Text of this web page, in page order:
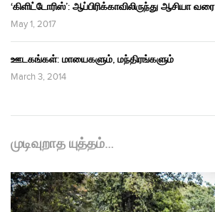
‘கிளிட்டோரிஸ்’: ஆப்பிரிக்காவிலிருந்து ஆசியா வரை
May 1, 2017
ஊடகங்கள்: மாயைகளும், மந்திரங்களும்
March 3, 2014
முடிவுறாத யுத்தம்…